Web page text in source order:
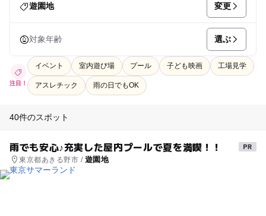
遊園地 変更
対象年齢 選ぶ
注目！
イベント 室内遊び場 プール 子ども映画 工場見学
アスレチック 雨の日でもOK
40件のスポット
雨でも安心♪充実した屋内プールで夏を満喫！！
東京都あきる野市 / 遊園地